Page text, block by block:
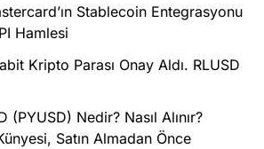
Stablecoin Entegrasyonu
Hamlesi
Kripto Parası Onay Aldı. RLUSD
(PYUSD) Nedir? Nasıl Alınır?
Satın Almadan Önce